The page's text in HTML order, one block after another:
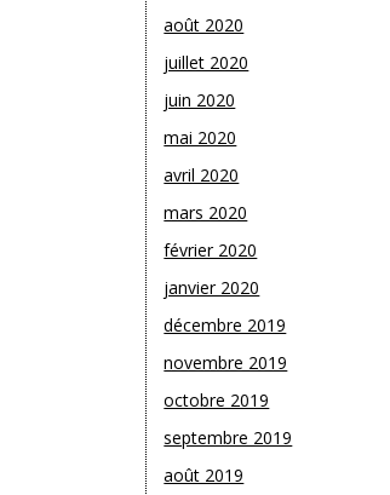
août 2020
juillet 2020
juin 2020
mai 2020
avril 2020
mars 2020
février 2020
janvier 2020
décembre 2019
novembre 2019
octobre 2019
septembre 2019
août 2019